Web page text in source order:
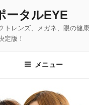
ータルEYE
トレンズ、メガネ、眼の健
定版！
メニュー